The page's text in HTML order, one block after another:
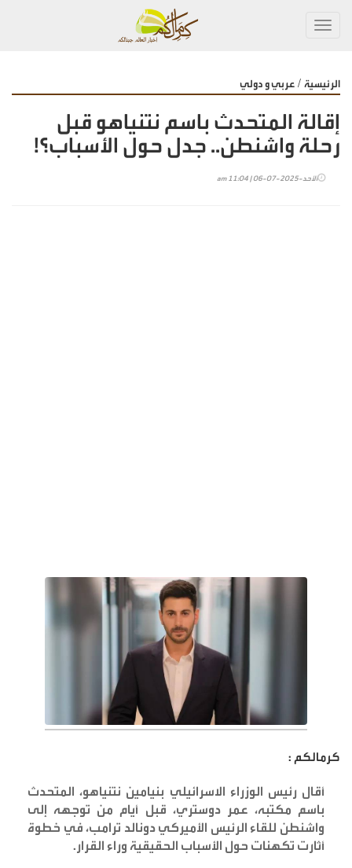
الرئيسية / عربي و دولي
إقالة المتحدث باسم نتنياهو قبل
رحلة واشنطن.. جدل حول الأسباب؟!
الأحد-2025-07-06 | 11:04 am
كرمالكم :
أقال رئيس الوزراء الاسرائيلي بنيامين نتنياهو، المتحدث
باسم مكتبه، عمر دوستري، قبل أيام من توجهه إلى
واشنطن للقاء الرئيس الأميركي دونالد ترامب، في خطوة
أثارت تكهنات حول الأسباب الحقيقية وراء القرار.